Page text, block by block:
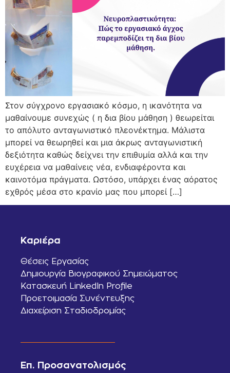
Στον σύγχρονο εργασιακό κόσμο, η ικανότητα να
μαθαίνουμε συνεχώς ( η δια βίου μάθηση ) θεωρείται
το απόλυτο ανταγωνιστικό πλεονέκτημα. Μάλιστα
μπορεί να θεωρηθεί και μια άκρως ανταγωνιστική
δεξιότητα καθώς δείχνει την επιθυμία αλλά και την
ευχέρεια να μαθαίνεις νέα, ενδιαφέροντα και
καινοτόμα πράγματα. Ωστόσο, υπάρχει ένας αόρατος
εχθρός μέσα στο κρανίο μας που μπορεί […]
Καριέρα
Θέσεις Εργασίας
Δημιουργία Βιογραφικού Σημειώματος
Κατασκευή LinkedIn Profile
Προετοιμασία Συνέντευξης
Διαχείριση Σταδιοδρομίας
Επ. Προσανατολισμός